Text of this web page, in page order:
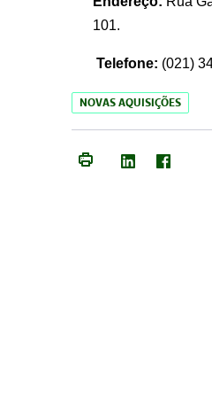
101.
Telefone: (021)
NOVAS AQUISIÇÕES